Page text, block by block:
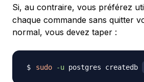
Si, au contraire, vous préférez
chaque commande sans quitter
normal, vous devez taper :
sudo -u postgres createdb